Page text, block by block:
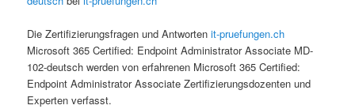
Die Zertifizierungsfragen und Antwortenit-pruefungen.ch
Microsoft 365 Certified: Endpoint Administrator Associate MD-
102-deutsch werden von erfahrenen Microsoft 365 Certified:
Endpoint Administrator Associate Zertifizierungsdozenten und
Experten verfasst.